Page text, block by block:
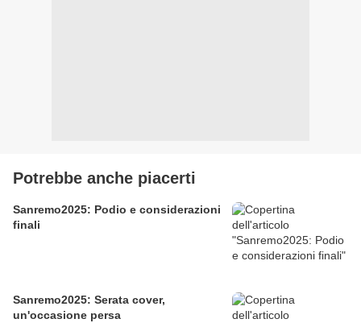
Potrebbe anche piacerti
Sanremo2025: Podio e considerazioni
finali
Sanremo2025: Serata cover,
un'occasione persa